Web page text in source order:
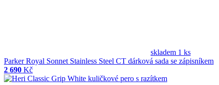
skladem 1 ks
Parker Royal Sonnet Stainless Steel CT dárková sada se zápisníkem
2 690 Kč